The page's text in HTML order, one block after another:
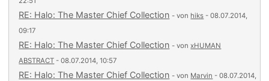
RE: Halo: The Master Chief Collection - von hiks - 08.07.2014,
09:17
RE: Halo: The Master Chief Collection - vonxHUMAN
ABSTRACT - 08.07.2014, 10:57
RE: Halo: The Master Chief Collection - von Marvin - 08.07.2014,